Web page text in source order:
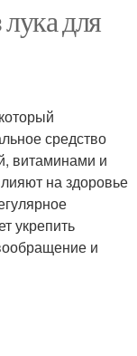
для
средство
витаминами и
на здоровье
укрепить
и